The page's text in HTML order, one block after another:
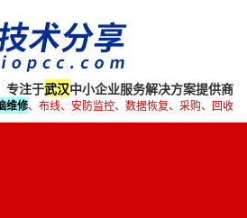
专注于武汉中小企业服务解决方案提供商
维修、布线、安防监控、数据恢复、采购、回收